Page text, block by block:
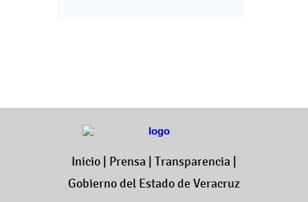
Inicio Prensa Transparencia
Gobierno del Estado de Veracruz